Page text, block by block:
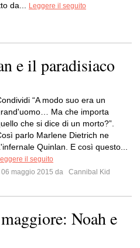
da...
Leggere il seguito
e il paradisiaco
“A modo suo era un
Ma che importa
che si dice di un morto?”.
parlo Marlene Dietrich ne
Quinlan. E così questo...
il seguito
Il 06 maggio 2015 da
Cannibal Kid
Noah e